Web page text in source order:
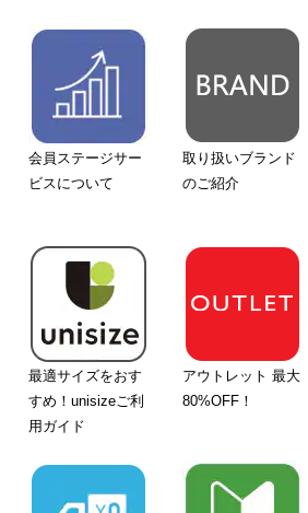
会員ステージサー
ビスについて
取り扱いブランド
のご紹介
最適サイズをおす
すめ！unisizeご利
用ガイド
アウトレット 最大
80%OFF！